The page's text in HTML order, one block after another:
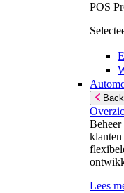
POS
Beheer
Lees